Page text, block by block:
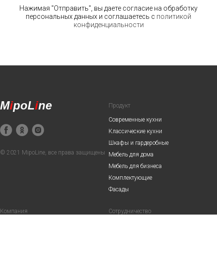
Нажимая "Отправить", вы даете согласие на обработку
персональных данных и соглашаетесь c политикой
конфиденциальности
MipoLine
© 2021 MipoLine, все права защищены
Продукт
Современные кухни
Классические кухни
Шкафы и гардеробные
Мебель для дома
Мебель для бизнеса
Комплектующие
Фасады
Компания Сотрудничество